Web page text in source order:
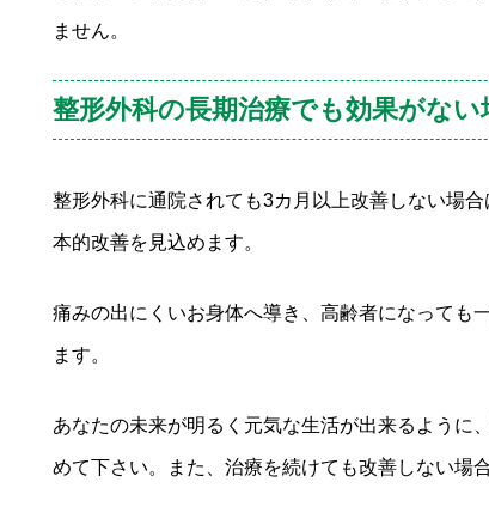
ません。
整形外科の長期治療でも効果がな
整形外科に通院されても3カ月以上改善しない場
本的改善を見込めます。
痛みの出にくいお身体へ導き、高齢者になっても
ます。
あなたの未来が明るく元気な生活が出来るように
めて下さい。また、治療を続けても改善しない場